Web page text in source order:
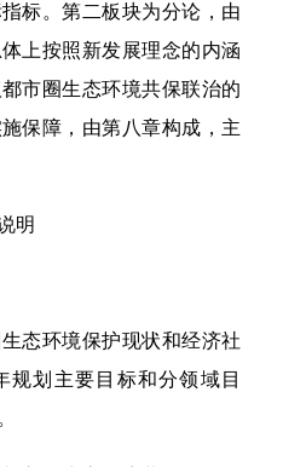
标。第二板块为分论，由
上按照新发展理念的内涵
市圈生态环境共保联治的
保障，由第八章构成，主
明
态环境保护现状和经济社
规划主要目标和分领域目